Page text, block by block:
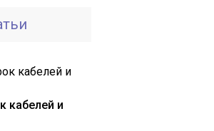
кабелей и